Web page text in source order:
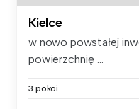
Kielce
w nowo powstałej
powierzchnię ...
3 pokoi